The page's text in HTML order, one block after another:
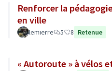
Renforcer la
en ville
lemierre 5 8 Retenue
« Autoroute » à vélos